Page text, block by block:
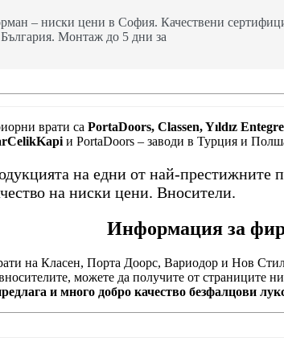
– ниски цени в София. Качествени
Монтаж до 5 дни за
врати са PortaDoors, Classen, Yıldız Entegre
и PortaDoors – заводи в Турция и
на едни от най-
на ниски цени. Вносители.
Информация за
на Класен, Порта Доорс, Вариодор и Нов
можете да получите от страниците
и много добро качество безфалцови